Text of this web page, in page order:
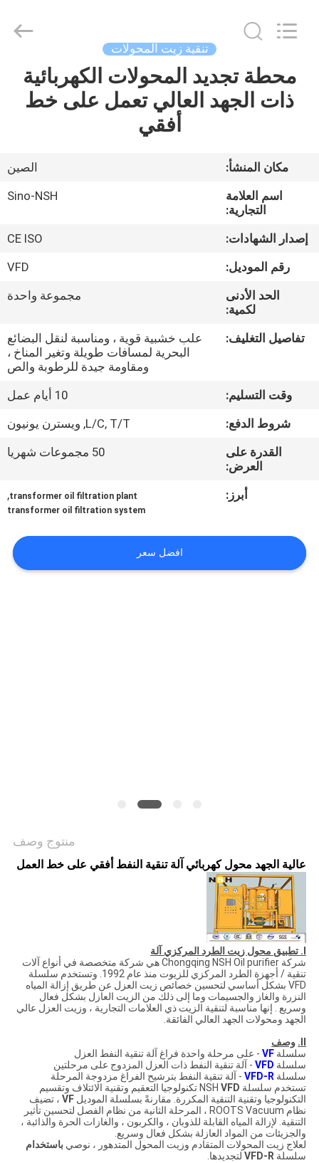
الصفحة
الرئيسية
معلومات
جولة
اتصل
اطلب
اقتباس
Manufacture
Reserved.
تنقية زيت المحولات
محطة تجديد المحولات الكهربائية
ذات الجهد العالي تعمل على خط
أفقي
مكان المنشأ:
الصين
اسم العلامة
التجارية:
Sino-NSH
إصدار الشهادات:
CE ISO
رقم الموديل:
VFD
الحد الأدنى
لكمية:
مجموعة واحدة
تفاصيل التغليف:
علب خشبية قوية ، ومناسبة لنقل البضائع
البحرية لمسافات طويلة وتغير المناخ ،
ومقاومة جيدة للرطوبة والص
وقت التسليم:
10 أيام عمل
شروط الدفع:
L/C, T/T, ويسترن يونيون
القدرة على
العرض:
50 مجموعات شهريا
أبرز: transformer oil filtration plant
,
transformer oil filtration system
افضل سعر
منتوج وصف
عالية الجهد محول كهربائي آلة تنقية النفط أفقي على خط العمل
شركة Chongqing NSH Oil purifier هي شركة متخصصة في أنواع آلات
تنقية / أجهزة الطرد المركزي للزيوت منذ عام 1992. وتستخدم سلسلة
VFD بشكل أساسي لتحسين خصائص زيت العزل عن طريق إزالة المياه
النزرة والغاز والجسيمات وما إلى ذلك من الزيت العازل بشكل فعال
وسريع . إنها مناسبة لتنقية الزيت ذي العلامات التجارية ، وزيت العزل عالي
الجهد ومحولات الجهد العالي الفائقة.
وصف
سلسلة VF- على مرحلة واحدة فراغ آلة تنقية النفط العزل
سلسلة VFD- آلة تنقية النفط ذات العزل المزدوج على مرحلتين
سلسلة VFD-R- آلة تنقية النفط بترشيح الفراغ مزدوجة المرحلة
تستخدم سلسلة NSH VFD
تكنولوجيا التعقيم وتقنية الائتلاف وتقسيم
التكنولوجيا وتقنية التنقية المكررة. مقارنةً بسلسلة الموديل VF، تضيف
نظام ROOTS Vacuum ، المرحلة الثانية من نظام الفصل لتحسين تأثير
التنقية. لإزالة المياه القابلة للذوبان ، والكربون ، والغازات الحرة والذائبة ،
والجزيئات من المواد العازلة بشكل فعال وسريع.
لعلاج زيت المحولات المتقادم وزيت المحول المتدهور ، نوصي باستخدام
سلسلة VFD-Rلتجديدها.